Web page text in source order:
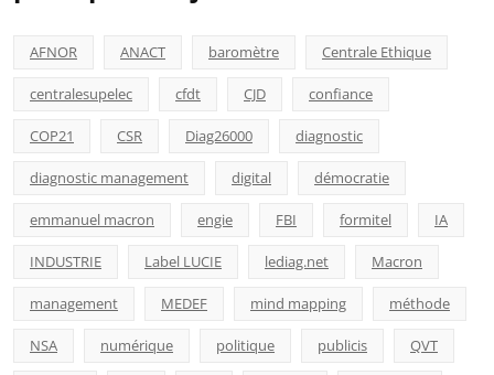
AFNOR ANACT baromètre Centrale Ethique
centralesupelec cfdt CJD confiance
COP21 CSR Diag26000 diagnostic
diagnostic management digital démocratie
emmanuel macron engie FBI formitel IA
INDUSTRIE Label LUCIE lediag.net Macron
management MEDEF mind mapping méthode
NSA numérique politique publicis QVT